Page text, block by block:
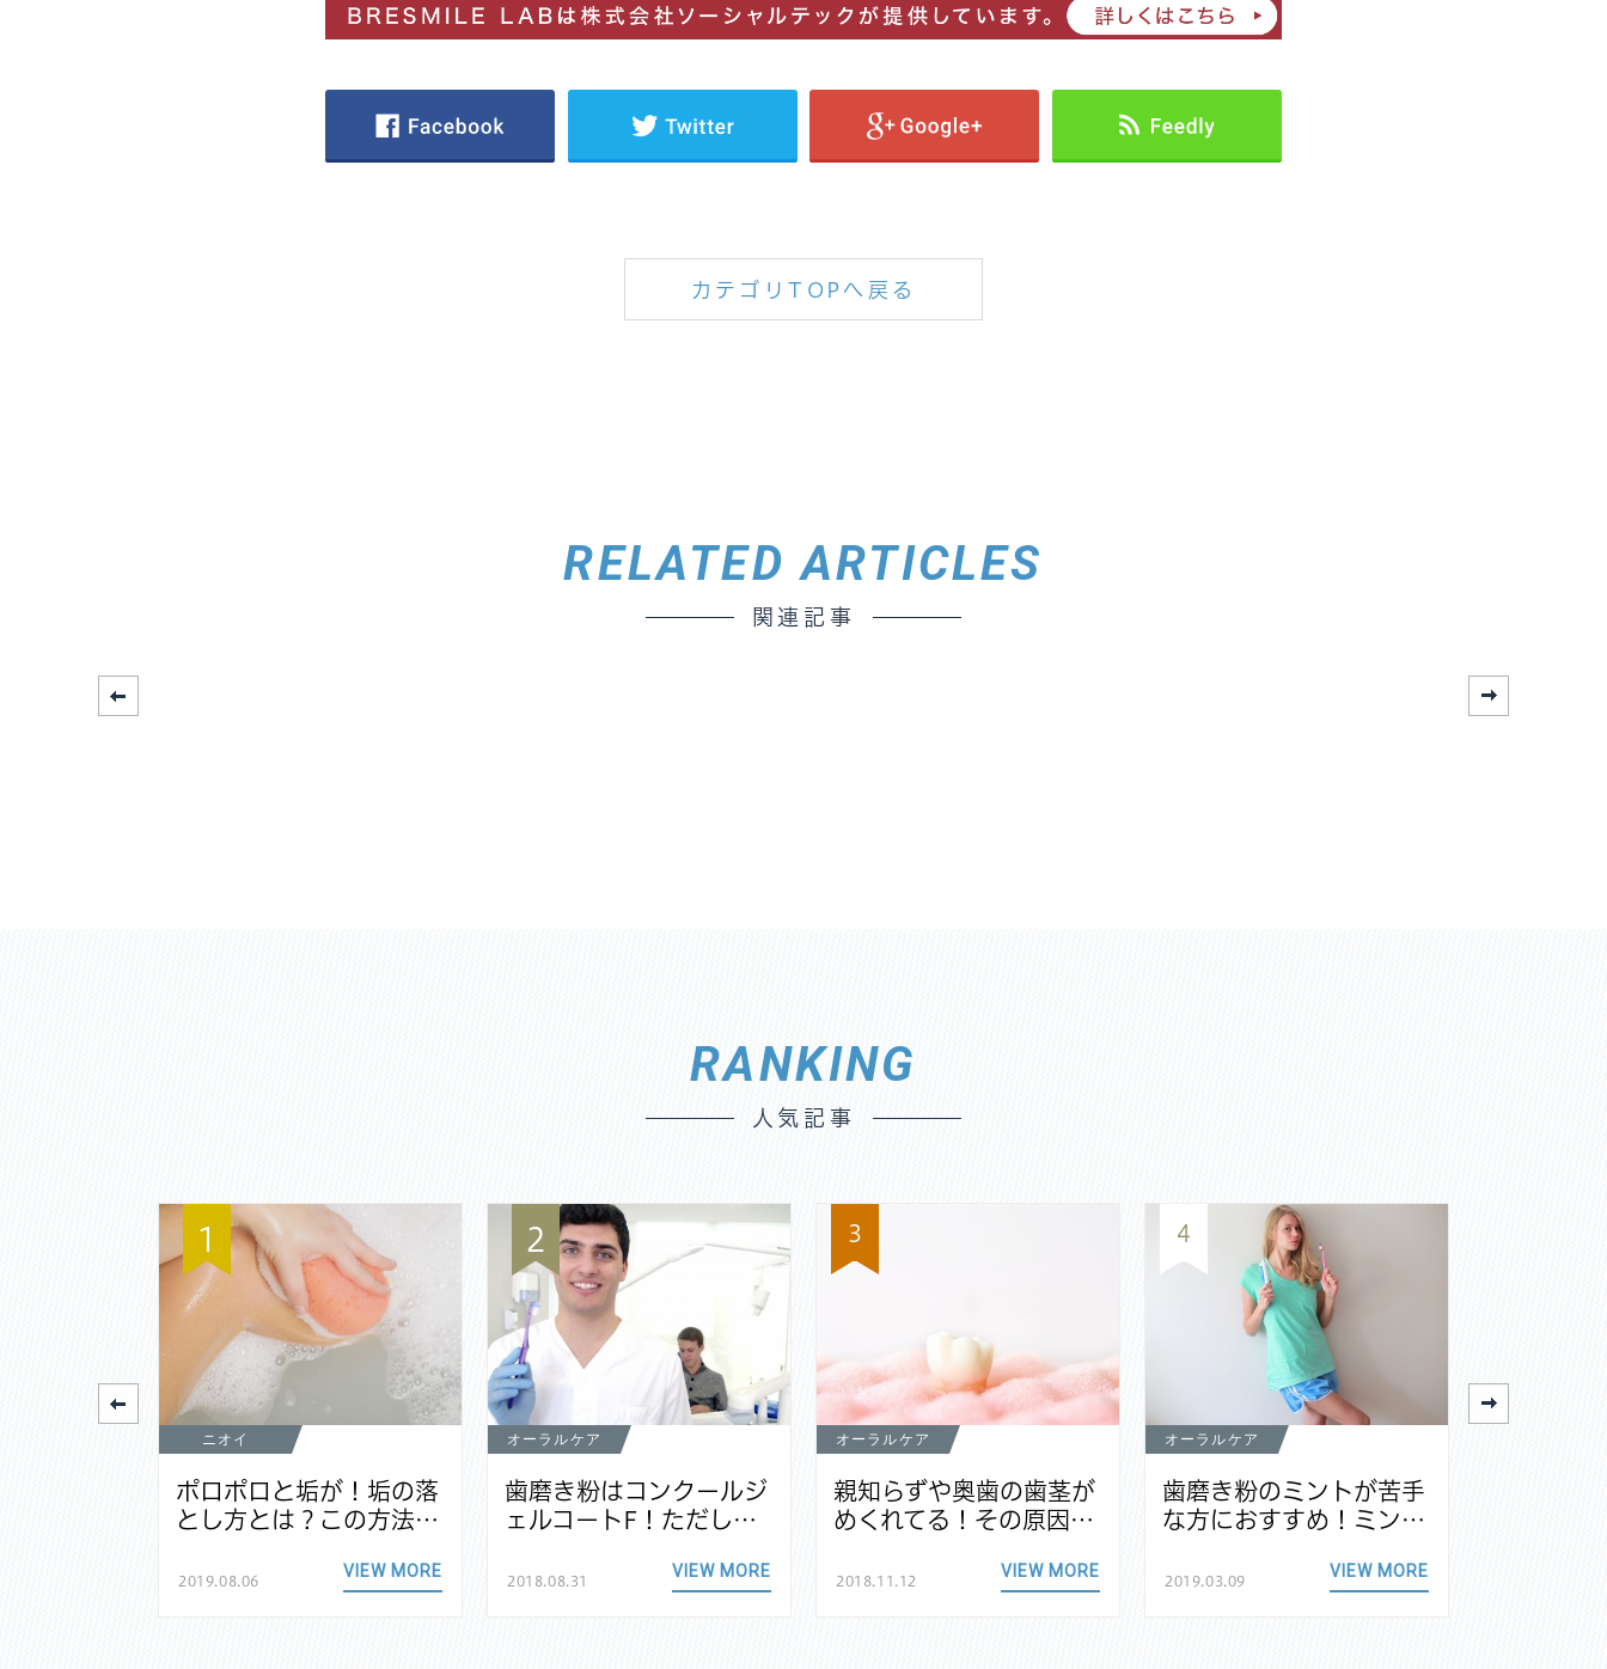
カテゴリTOPへ戻る
RELATED ARTICLES
関連記事
RANKING
人気記事
1
ニオイ
ポロポロと垢が！垢の落
とし方とは？この方法…
2019.08.06
VIEW MORE
2
オーラルケア
歯磨き粉はコンクールジ
ェルコートF！ただし…
2018.08.31
VIEW MORE
3
オーラルケア
親知らずや奥歯の歯茎が
めくれてる！その原因…
2018.11.12
VIEW MORE
4
オーラルケア
歯磨き粉のミントが苦手
な方におすすめ！ミン…
2019.03.09
VIEW MORE